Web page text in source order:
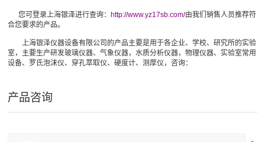
您可登录上海银泽进行查询：http://www.yz17sb.com/由我们销售人员推荐符
合您要求的产品。
上海银泽仪器设备有限公司的产品主要是用于各企业、学校、研究所的实验
室，主要生产研发玻璃仪器、气象仪器，水质分析仪器，物理仪器、实验室常用
设备、罗氏泡沫仪、穿孔萃取仪、硬度计、测厚仪，咨询：
产品咨询